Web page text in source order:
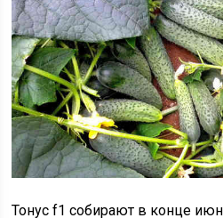
Тонус f1 собирают в конце